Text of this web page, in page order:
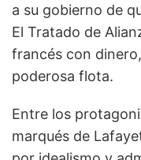
a su gobierno de
El Tratado de
francés con
poderosa flota.
Entre los
marqués de